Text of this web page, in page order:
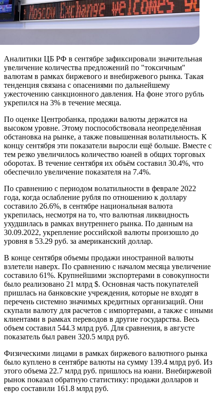
Аналитики ЦБ РФ в сентябре зафиксировали значительная
увеличение количества предложений по "токсичным"
валютам в рамках биржевого и внебиржевого рынка. Такая
тенденция связана с опасениями по дальнейшему
ужесточению санкционного давления. На фоне этого рубль
укрепился на 3% в течение месяца.
По оценке Центробанка, продажи валюты держатся на
высоком уровне. Этому поспособствовала неопределённая
обстановка на рынке, а также повышенная волатильность. К
концу сентября эти показатели выросли ещё больше. Вместе с
тем резко увеличилось количество юаней в общих торговых
оборотах. В течение сентября их объём составил 30.4%, что
обеспечило увеличение показателя на 7.4%.
По сравнению с периодом волатильности в феврале 2022
года, когда ослабление рубля по отношению к доллару
составило 26.6%, в сентябре национальная валюта
укрепилась, несмотря на то, что валютная ликвидность
ухудшилась в рамках внутреннего рынка. По данным на
30.09.2022, укрепление российской валюты произошло до
уровня в 53.29 руб. за американский доллар.
В конце сентября объемы продажи иностранной валюты
взлетели наверх. По сравнению с началом месяца увеличение
составило 61%. Крупнейшими экспортерами в совокупности
было реализовано 21 млрд $. Основная часть покупателей
пришлась на банковские учреждения, которые не входят в
перечень системно значимых кредитных организаций. Они
скупали валюту для расчетов с импортерами, а также с иными
клиентами в рамках переводов в другие государства. Весь
объем составил 544.3 млрд руб. Для сравнения, в августе
показатель был равен 320.5 млрд руб.
Физическими лицами в рамках биржевого валютного рынка
было куплено в сентябре валюты на сумму 139.4 млрд руб. Из
этого объема 22.7 млрд руб. пришлось на юани. Внебиржевой
рынок показал обратную статистику: продажи долларов и
евро составили 161.8 млрд руб.